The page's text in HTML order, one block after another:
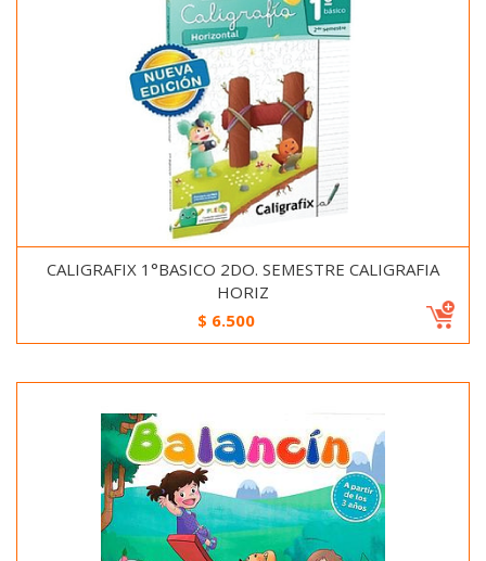
CALIGRAFIX 1°BASICO 2DO. SEMESTRE CALIGRAFIA
HORIZ
$ 6.500